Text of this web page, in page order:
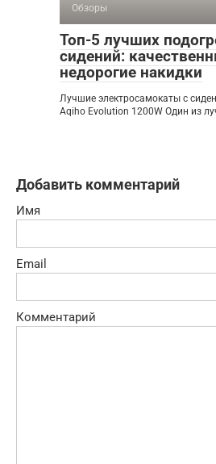
Обзоры
Топ-5 лучших
сидений:
недорогие накидки
Лучшие электросамокаты с
Aqiho Evolution 1200W Один из
Добавить комментарий
Имя
Email
Комментарий